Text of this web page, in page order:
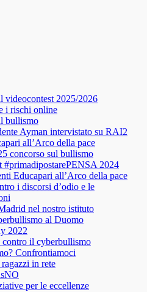
videocontest 2025/2026
i rischi online
bullismo
Ayman intervistato su RAI2
all’Arco della pace
concorso sul bullismo
#primadipostarePENSA 2024
Educapari all’Arco della pace
i discorsi d’odio e le
nel nostro istituto
al Duomo
2022
il cyberbullismo
Confrontiamoci
in rete
per le eccellenze